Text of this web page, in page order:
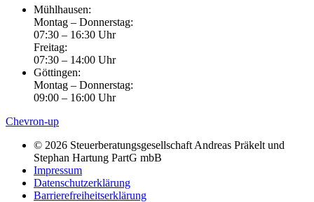
Mühlhausen:
Montag – Donnerstag:
07:30 – 16:30 Uhr
Freitag:
07:30 – 14:00 Uhr
Göttingen:
Montag – Donnerstag:
09:00 – 16:00 Uhr
Chevron-up
© 2026 Steuerberatungsgesellschaft Andreas Präkelt und
Stephan Hartung PartG mbB
Impressum
Datenschutzerklärung
Barrierefreiheitserklärung